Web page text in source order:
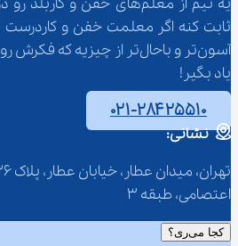
ثابت کنه اگر معلمت خفن و
یاد بگیر!
۰۲۱-۲۸۴۲۵۵۱۰
نشانی:
اعتصامی، طبقه 3
کجا می‌ری؟